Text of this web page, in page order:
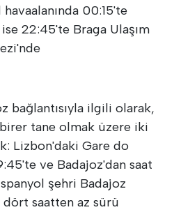
00:15'te
22:45'te Braga Ulaşım
bağlantısıyla ilgili olarak,
tane olmak üzere iki
Lizbon'daki Gare do
ve Badajoz'dan saat
şehri Badajoz
saatten az sürü